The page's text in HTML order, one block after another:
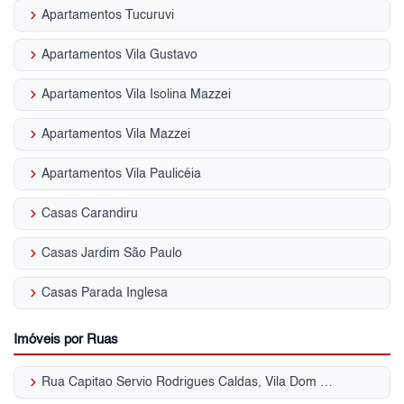
keyboard_arrow_right Apartamentos Tucuruvi
keyboard_arrow_right Apartamentos Vila Gustavo
keyboard_arrow_right Apartamentos Vila Isolina Mazzei
keyboard_arrow_right Apartamentos Vila Mazzei
keyboard_arrow_right Apartamentos Vila Paulicéia
keyboard_arrow_right Casas Carandiru
keyboard_arrow_right Casas Jardim São Paulo
keyboard_arrow_right Casas Parada Inglesa
Imóveis por Ruas
keyboard_arrow_right Rua Capitao Servio Rodrigues Caldas, Vila Dom Pedro II